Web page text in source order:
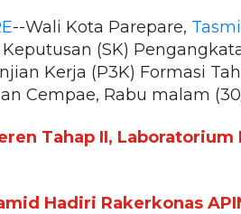
--Wali Kota Parepare,
(SK)
Kerja (P3K) Formasi
Cempae, Rabu malam
Tahap II, Laboratorium
Hadiri Rakerkonas